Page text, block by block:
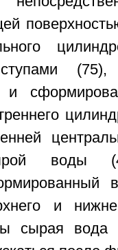
и
воды
и
сырая вода